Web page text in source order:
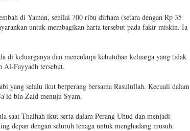
di Yaman, senilai 700 ribu dirham (setara dengan Rp 35
untuk membagikan harta tersebut pada fakir miskin. Ia
di keluarganya dan mencukupi kebutuhan keluarga yang tidak
Al-Fayyadh tersebut.
yang selalu ikut berperang bersama Rasulullah. Kecuali dalam
bin Zaid menuju Syam.
saat Thalhah ikut serta dalam Perang Uhud dan menjadi
depan dengan seluruh tenaga untuk menghadang musuh.